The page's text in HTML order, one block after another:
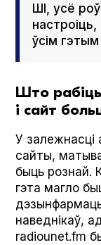
ШІ, усё
ўсім
Што
і сайт
У залежнасці
сайты,
быць рознай.
гэта магло
наведнікаў,
radiounet.fm